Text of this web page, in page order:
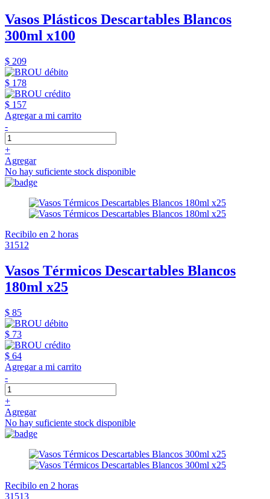
Vasos Plásticos Descartables Blancos
300ml x100
$ 209
$ 178
$ 157
Agregar a mi carrito
-
+
Agregar
No hay suficiente stock disponible
Recibilo en 2 horas
31512
Vasos Térmicos Descartables Blancos
180ml x25
$ 85
$ 73
$ 64
Agregar a mi carrito
-
+
Agregar
No hay suficiente stock disponible
Recibilo en 2 horas
31513